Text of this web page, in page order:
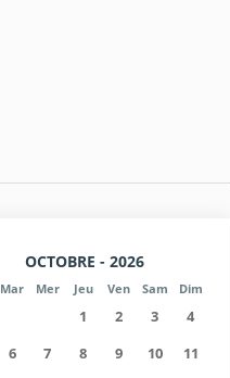
OCTOBRE - 2026
Mar Mer Jeu Ven Sam Dim
1 2 3
4
6 7 8 9 10
11